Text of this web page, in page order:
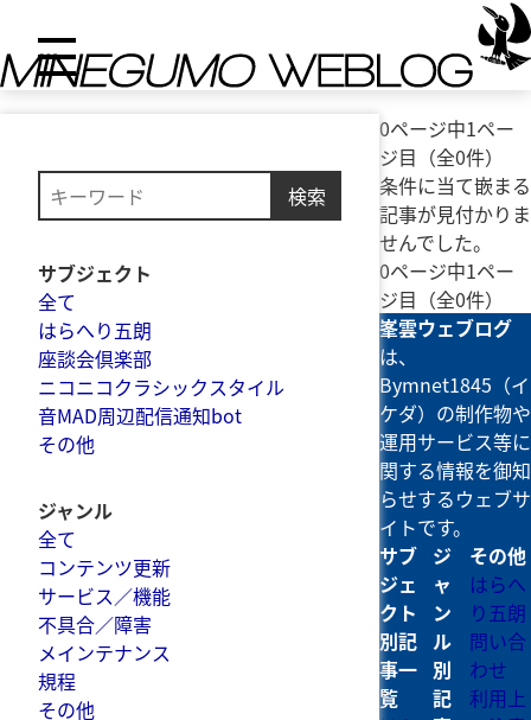
検索
サブジェクト
全て
はらへり五朗
座談会倶楽部
ニコニコクラシックスタイル
音MAD周辺配信通知bot
その他
ジャンル
全て
コンテンツ更新
サービス／機能
不具合／障害
メインテナンス
規程
その他
0ページ中1ペー
ジ目（全0件）
条件に当て嵌まる
記事が見付かりま
せんでした。
0ページ中1ペー
ジ目（全0件）
峯雲ウェブログ
は、
Bymnet1845（イ
ケダ）の制作物や
運用サービス等に
関する情報を御知
らせするウェブサ
イトです。
サブ
ジェ
クト
別記
事一
覧
ジ
ャ
ン
ル
別
記
その他
はらへ
り五朗
問い合
わせ
利用上